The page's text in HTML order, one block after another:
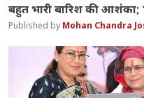
बहुत भारी बारिश की
Mohan Chandra